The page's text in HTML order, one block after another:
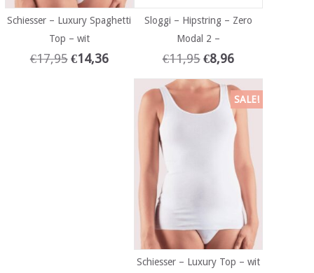
Schiesser – Luxury Spaghetti
Top – wit
€17,95 €14,36
Sloggi – Hipstring – Zero
Modal 2 –
€11,95 €8,96
SALE!
Schiesser – Luxury Top – wit